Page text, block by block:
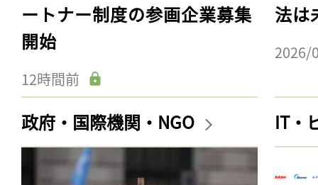
ートナー制度の参画企業募集
開始
12時間前
法は
2026/
政府・国際機関・NGO IT・